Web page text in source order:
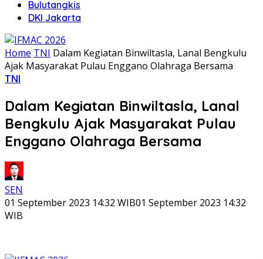
Bulutangkis
DKI Jakarta
Home TNI Dalam Kegiatan Binwiltasla, Lanal Bengkulu
Ajak Masyarakat Pulau Enggano Olahraga Bersama
TNI
Dalam Kegiatan Binwiltasla, Lanal
Bengkulu Ajak Masyarakat Pulau
Enggano Olahraga Bersama
SEN
01 September 2023 14:32 WIB01 September 2023 14:32
WIB